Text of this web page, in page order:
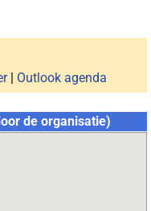
| Outlook agenda
de organisatie)